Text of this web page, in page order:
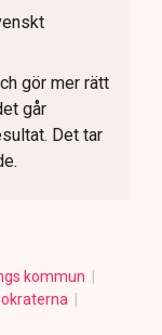
gör mer rätt
går
Det tar
kommun